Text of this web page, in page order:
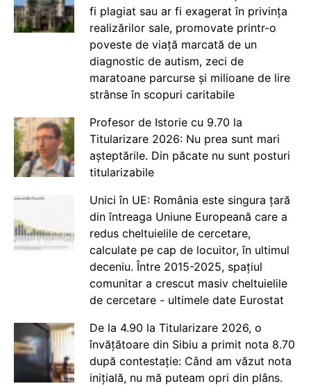
fi plagiat sau ar fi exagerat în privința
realizărilor sale, promovate printr-o
poveste de viață marcată de un
diagnostic de autism, zeci de
maratoane parcurse și milioane de lire
strânse în scopuri caritabile
Profesor de Istorie cu 9.70 la
Titularizare 2026: Nu prea sunt mari
așteptările. Din păcate nu sunt posturi
titularizabile
Unici în UE: România este singura țară
din întreaga Uniune Europeană care a
redus cheltuielile de cercetare,
calculate pe cap de locuitor, în ultimul
deceniu. Între 2015-2025, spațiul
comunitar a crescut masiv cheltuielile
de cercetare - ultimele date Eurostat
De la 4.90 la Titularizare 2026, o
învățătoare din Sibiu a primit nota 8.70
după contestație: Când am văzut nota
inițială, nu mă puteam opri din plâns.